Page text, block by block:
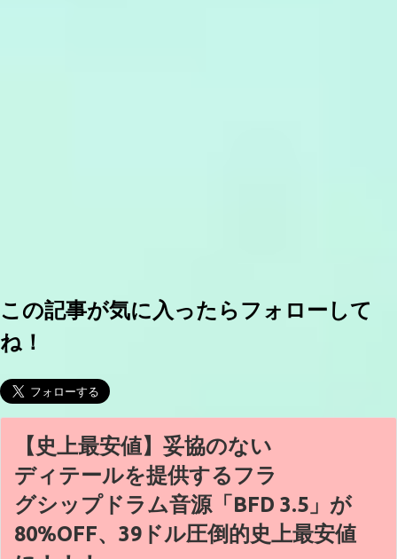
この記事が気に入ったらフォローして
ね！
【史上最安値】妥協のない
ディテールを提供するフラ
グシップドラム音源「BFD 3.5」が
80%OFF、39ドル圧倒的史上最安値